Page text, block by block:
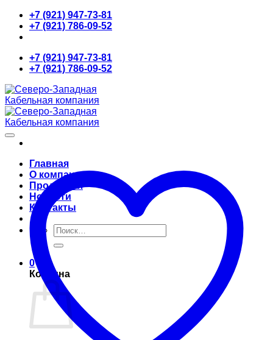
Skip
content
+7 (921) 947-73-81
+7 (921) 786-09-52
+7 (921) 947-73-81
+7 (921) 786-09-52
Главная
О компании
Продукция
Новости
Контакты
Искать:
0
Корзина